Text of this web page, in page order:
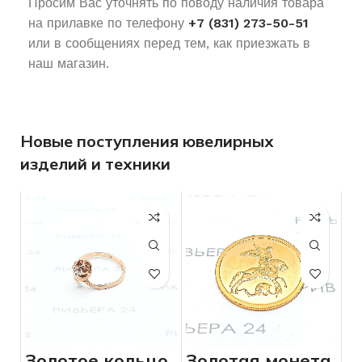
на прилавке по телефону +7 (831) 273-50-51
или в сообщениях перед тем, как приезжать в
наш магазин.
Новые поступления ювелирных
изделий и техники